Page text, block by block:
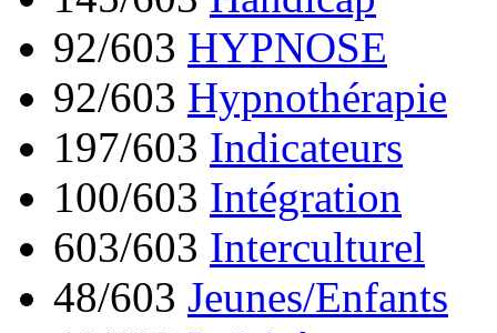
92/603 HYPNOSE
92/603 Hypnothérapie
197/603 Indicateurs
100/603 Intégration
603/603 Interculturel
48/603 Jeunes/Enfants